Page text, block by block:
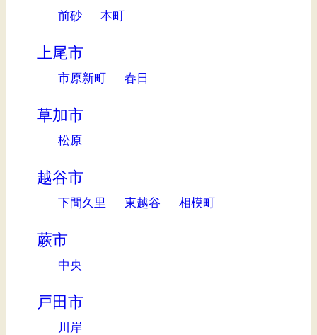
前砂 本町
上尾市
市原新町 春日
草加市
松原
越谷市
下間久里 東越谷 相模町
蕨市
中央
戸田市
川岸